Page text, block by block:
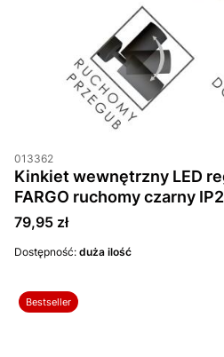
013362
Kinkiet wewnętrzny LED
FARGO ruchomy czarny
kwadrat
Cena
79,95 zł
Dostępność: duża ilość
Bestseller